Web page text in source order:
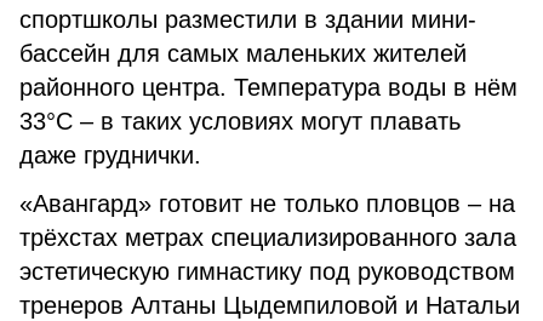
спортшколы разместили в здании мини-
бассейн для самых маленьких жителей
районного центра. Температура воды в нём
33°C – в таких условиях могут плавать
даже груднички.
«Авангард» готовит не только пловцов – на
трёхстах метрах специализированного зала
эстетическую гимнастику под руководством
тренеров Алтаны Цыдемпиловой и Натальи